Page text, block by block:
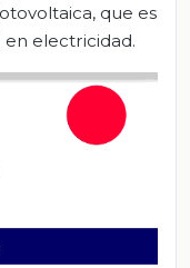
que es
en electricidad.